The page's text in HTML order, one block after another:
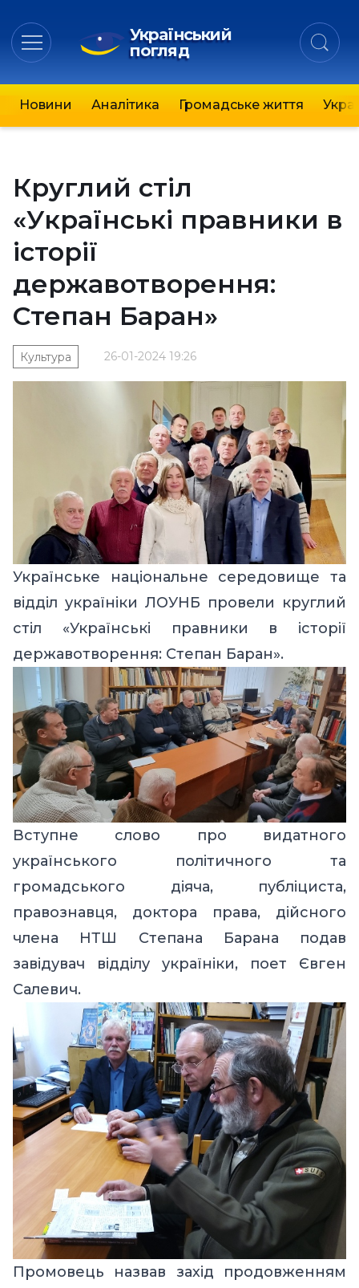
Український
погляд
Новини Аналітика Громадське життя
Круглий стіл
«Українські правники в
історії
державотворення:
Степан Баран»
26-01-2024 19:26
Культура
Українське національне середовище та
відділ україніки ЛОУНБ провели круглий
стіл «Українські правники в історії
державотворення: Степан Баран».
Вступне слово про видатного
українського політичного та
громадського діяча, публіциста,
правознавця, доктора права, дійсного
члена НТШ Степана Барана подав
завідувач відділу україніки, поет Євген
Салевич.
Промовець назвав захід продовженням